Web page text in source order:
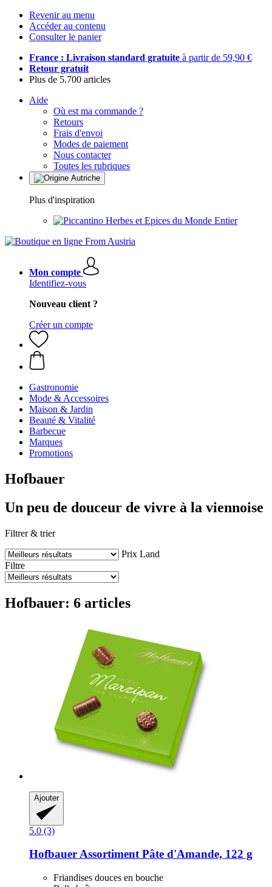
Revenir au menu
Accéder au contenu
Consulter le panier
France : Livraison standard gratuite à partir de 59,90 €
Retour gratuit
Plus de 5.700 articles
Aide
Où est ma commande ?
Retours
Frais d'envoi
Modes de paiement
Nous contacter
Toutes les rubriques
Plus d'inspiration
Herbes et Epices du Monde Entier
Mon compte
Identifiez-vous
Nouveau client ?
Créer un compte
Gastronomie
Mode & Accessoires
Maison & Jardin
Beauté & Vitalité
Barbecue
Marques
Promotions
Hofbauer
Un peu de douceur de vivre à la viennoise
Filtrer & trier
Prix Land
Filtre
Hofbauer: 6 articles
Ajouter
5.0 (3)
HofbauerAssortiment Pâte d'Amande, 122 g
Friandises douces en bouche